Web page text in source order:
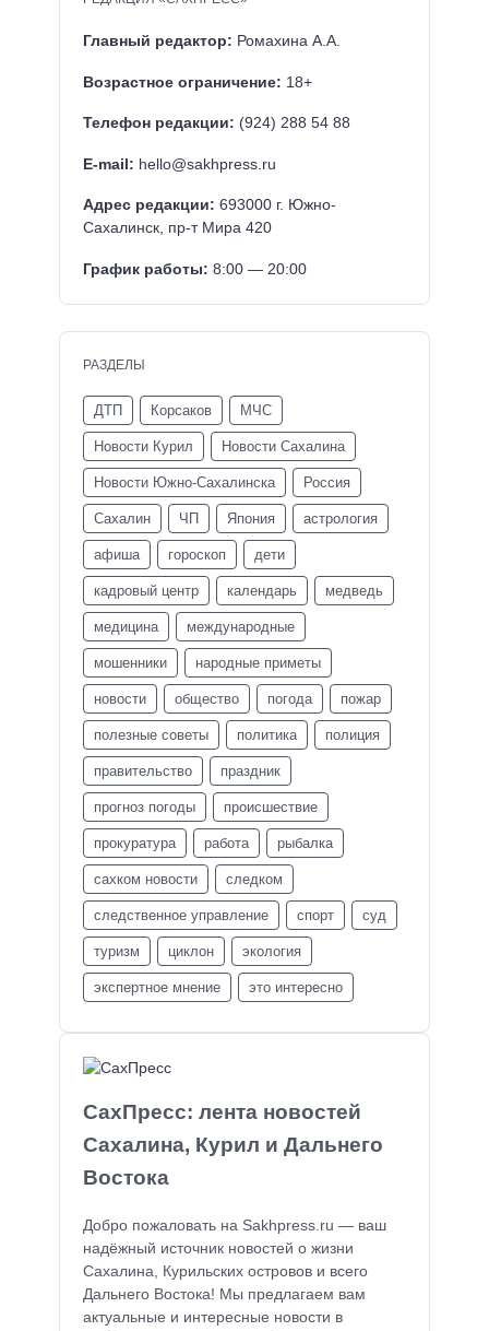
СахПресс: лента новостей
Сахалина, Курил и Дальнего
Востока
Добро пожаловать на Sakhpress.ru — ваш
надёжный источник новостей о жизни
Сахалина, Курильских островов и всего
Дальнего Востока! Мы предлагаем вам
актуальные и интересные новости в
Главный редактор: Ромахина А.А.
Возрастное ограничение: 18+
Телефон редакции: (924) 288 54 88
E-mail: hello@sakhpress.ru
Адрес редакции: 693000 г. Южно-
Сахалинск, пр-т Мира 420
График работы: 8:00 — 20:00
РАЗДЕЛЫ
ДТП Корсаков МЧС
Новости Курил Новости Сахалина
Новости Южно-Сахалинска Россия
Сахалин ЧП Япония астрология
афиша гороскоп дети
кадровый центр календарь медведь
медицина международные
мошенники народные приметы
новости общество погода пожар
полезные советы политика полиция
правительство праздник
прогноз погоды происшествие
прокуратура работа рыбалка
сахком новости следком
следственное управление спорт суд
туризм циклон экология
экспертное мнение это интересно